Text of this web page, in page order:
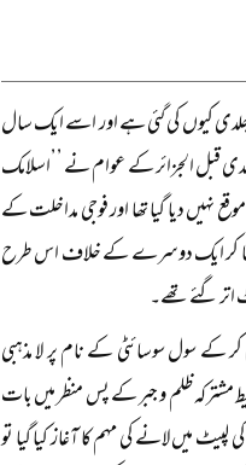
جلدی کیوں کی گئی ہے اور اسے ایک سال
قبل الجزائر کے عوام نے ’’اسلامک
نہیں دیا گیا تھا اور فوجی مداخلت کے
الجھا کر ایک دوسرے کے خلاف اس طرح
اتر گئے تھے۔
سول سوسائٹی کے نام پر لا مذہبی
ظلم و جبر کے پس منظر میں بات
میں لانے کی مہم کا آغاز کیا گیا تو